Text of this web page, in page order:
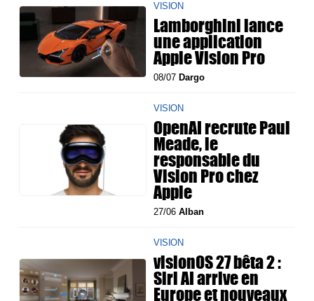
VISION
Lamborghini lance
une application
Apple Vision Pro
08/07 Dargo
VISION
OpenAI recrute Paul
Meade, le
responsable du
Vision Pro chez
Apple
27/06Alban
VISION
visionOS 27 bêta 2 :
Siri AI arrive en
Europe et nouveaux